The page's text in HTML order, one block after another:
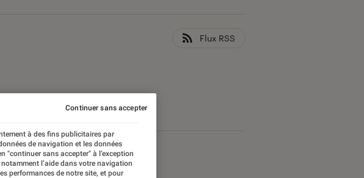
Flux RSS
à des fins publicitaires par
de navigation et les données
"continuer sans accepter" à l’exception
l’aide dans votre navigation
performances de notre site, et pour
Continuer sans accepter